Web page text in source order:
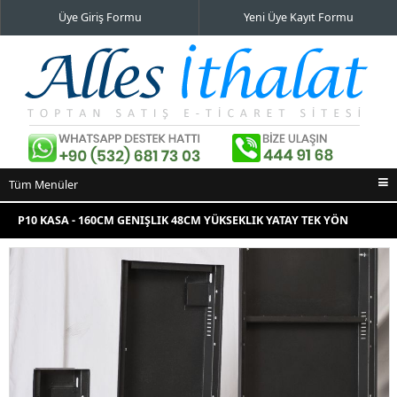
Üye Giriş Formu Yeni Üye Kayıt Formu
Tüm Menüler
Ana Sayfa
İndirimli Ürünler
Alışveriş Sepeti
P10 KASA - 160CM GENIŞLIK 48CM YÜKSEKLIK YATAY TEK YÖN